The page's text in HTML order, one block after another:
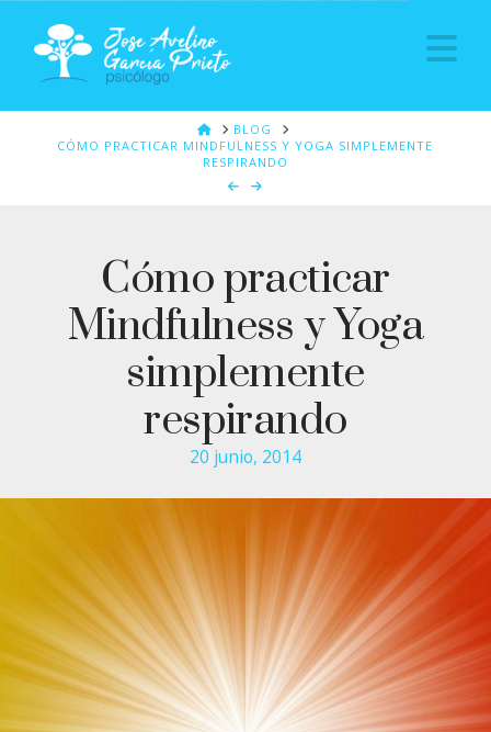
HOMEBLOG
CÓMO PRACTICAR MINDFULNESS Y YOGA SIMPLEMENTE
RESPIRANDO
Cómo practicar
Mindfulness y Yoga
simplemente
respirando
20 junio, 2014